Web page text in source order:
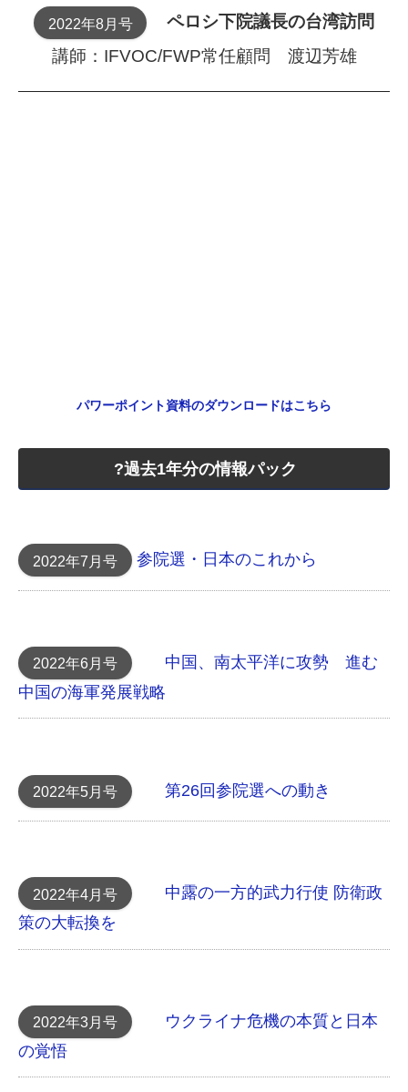
2022年8月号
ペロシ下院議長の 台湾訪問
講師：IFVOC/FWP常任顧問 渡辺芳雄
パワーポイント資料のダウンロードはこちら
?過去1年分の情報パック
2022年7月号 参院選・日本のこれから
2022年6月号
中国、南太平洋に攻勢 進む
中国の海軍発展戦略
2022年5月号 第26回参院選への動き
2022年4月号
中露の一方的武力行使 防衛政
策の大転換を
2022年3月号
ウクライナ危機の本質と日本
の覚悟